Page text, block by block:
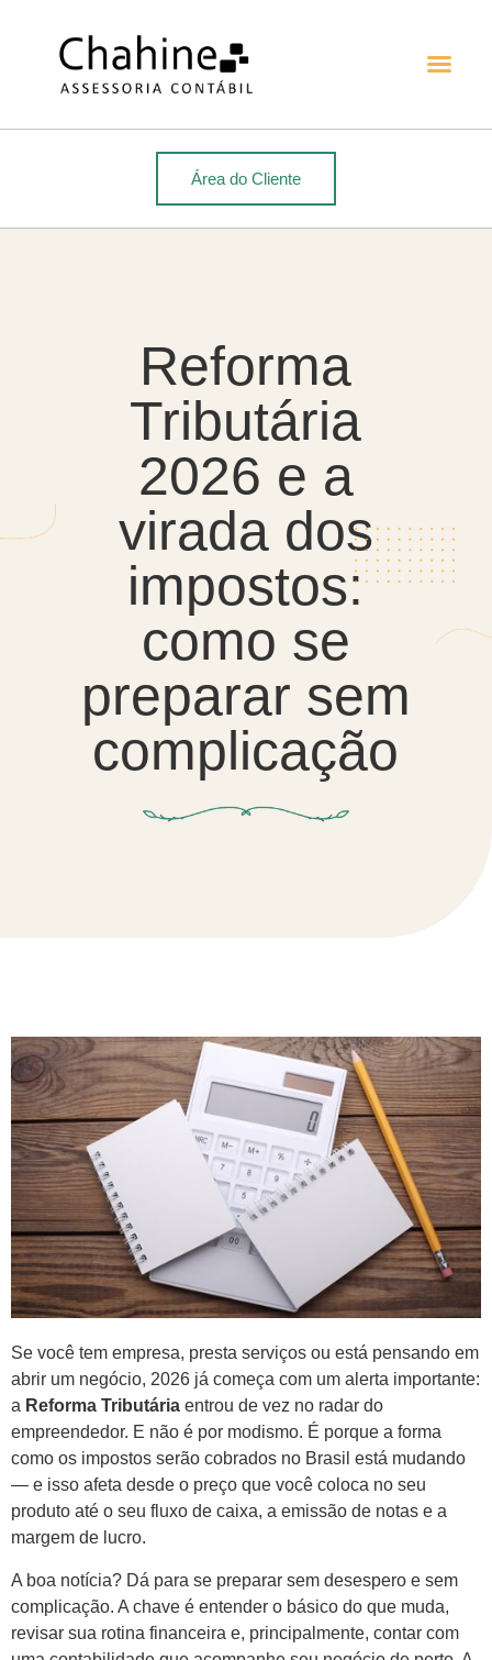
Área do Cliente
Reforma
Tributária
2026 e a
virada dos
impostos:
como se
preparar sem
complicação
Se você tem empresa, presta serviços ou está pensando em
abrir um negócio, 2026 já começa com um alerta importante:
a Reforma Tributária entrou de vez no radar do
empreendedor. E não é por modismo. É porque a forma
como os impostos serão cobrados no Brasil está mudando
— e isso afeta desde o preço que você coloca no seu
produto até o seu fluxo de caixa, a emissão de notas e a
margem de lucro.
A boa notícia? Dá para se preparar sem desespero e sem
complicação. A chave é entender o básico do que muda,
revisar sua rotina financeira e, principalmente, contar com